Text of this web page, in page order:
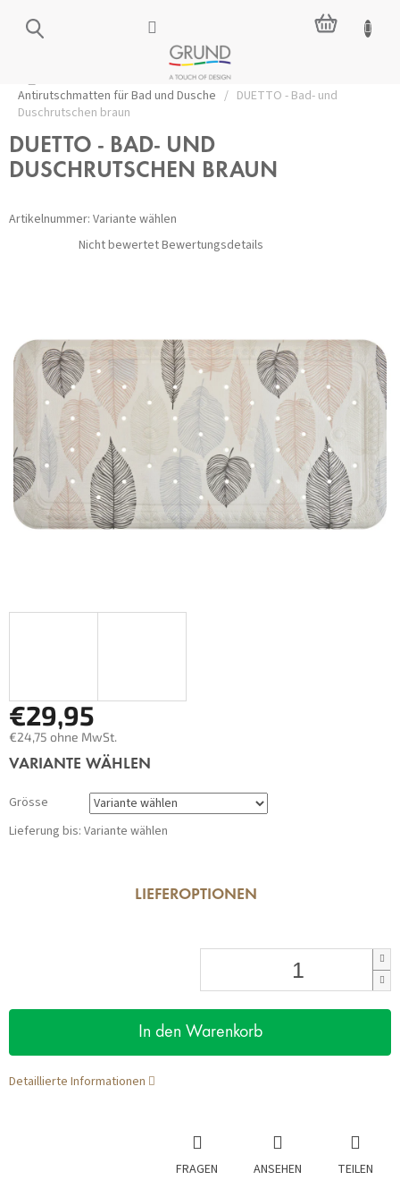
Inhalt
springen
Zubehör für das Badezimmer
Antirutschmatten für Bad und Dusche / DUETTO - Bad- und
Duschrutschen braun
DUETTO - BAD- UND
DUSCHRUTSCHEN BRAUN
Artikelnummer: Variante wählen
Die
durchschnittliche
Nicht bewertetBewertungsdetails
€29,95
€24,75 ohne MwSt.
Verkaufspreis:
VARIANTE WÄHLEN
Grösse
Lieferung bis: Variante wählen
LIEFEROPTIONEN
In den Warenkorb
Detaillierte Informationen
FRAGEN ANSEHEN TEILEN